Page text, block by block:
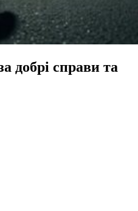
добрі справи та